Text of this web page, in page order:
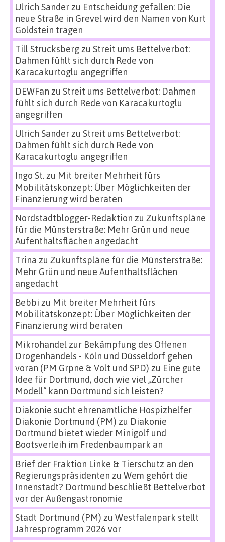
Ulrich Sanderzu Entscheidung gefallen: Die
neue Straße in Grevel wird den Namen von Kurt
Goldstein tragen
Till Strucksbergzu Streit ums Bettelverbot:
Dahmen fühlt sich durch Rede von
Karacakurtoglu angegriffen
DEWFan zu Streit ums Bettelverbot: Dahmen
fühlt sich durch Rede von Karacakurtoglu
angegriffen
Ulrich Sanderzu Streit ums Bettelverbot:
Dahmen fühlt sich durch Rede von
Karacakurtoglu angegriffen
Ingo St.zu Mit breiter Mehrheit fürs
Mobilitätskonzept: Über Möglichkeiten der
Finanzierung wird beraten
Nordstadtblogger-Redaktion zu Zukunftspläne
für die Münsterstraße: Mehr Grün und neue
Aufenthaltsflächen angedacht
Trina zu Zukunftspläne für die Münsterstraße:
Mehr Grün und neue Aufenthaltsflächen
angedacht
Bebbi zu Mit breiter Mehrheit fürs
Mobilitätskonzept: Über Möglichkeiten der
Finanzierung wird beraten
Mikrohandel zur Bekämpfung des Offenen
Drogenhandels - Köln und Düsseldorf gehen
voran (PM Grpne & Volt und SPD) zu Eine gute
Idee für Dortmund, doch wie viel „Zürcher
Modell“ kann Dortmund sich leisten?
Diakonie sucht ehrenamtliche Hospizhelfer
Diakonie Dortmund (PM) zu Diakonie
Dortmund bietet wieder Minigolf und
Bootsverleih im Fredenbaumpark an
Brief der Fraktion Linke & Tierschutz an den
Regierungspräsidenten zu Wem gehört die
Innenstadt? Dortmund beschließt Bettelverbot
vor der Außengastronomie
Stadt Dortmund (PM) zu Westfalenpark stellt
Jahresprogramm 2026 vor